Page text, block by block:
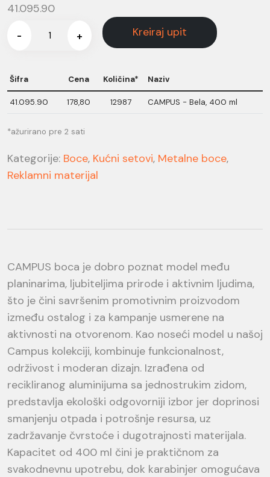
41.095.90
- + Kreiraj upit
Šifra Cena Količina* Naziv
41.095.90 178,80 12987 CAMPUS - Bela, 400 ml
*ažurirano pre 2 sati
Kategorije: Boce, Kućni setovi, Metalne boce,
Reklamni materijal
CAMPUS boca je dobro poznat model među
planinarima, ljubiteljima prirode i aktivnim ljudima,
što je čini savršenim promotivnim proizvodom
između ostalog i za kampanje usmerene na
aktivnosti na otvorenom. Kao noseći model u našoj
Campus kolekciji, kombinuje funkcionalnost,
održivost i moderan dizajn. Izrađena od
recikliranog aluminijuma sa jednostrukim zidom,
predstavlja ekološki odgovorniji izbor jer doprinosi
smanjenju otpada i potrošnje resursa, uz
zadržavanje čvrstoće i dugotrajnosti materijala.
Kapacitet od 400 ml čini je praktičnom za
svakodnevnu upotrebu, dok karabinjer omogućava